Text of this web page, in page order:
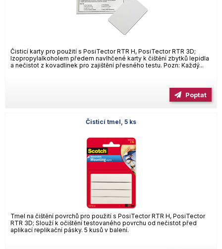
Čisticí karty pro použití s PosiTector RTR H, PosiTector RTR 3D;
Izopropylalkoholem předem navlhčené karty k čištění zbytků lepidla
a nečistot z kovadlinek pro zajištění přesného testu. Pozn: Každý...
Poptat
Čisticí tmel, 5 ks
Tmel na čištění povrchů pro použití s PosiTector RTR H, PosiTector
RTR 3D; Slouží k očištění testovaného povrchu od nečistot před
aplikací replikační pásky. 5 kusů v balení.